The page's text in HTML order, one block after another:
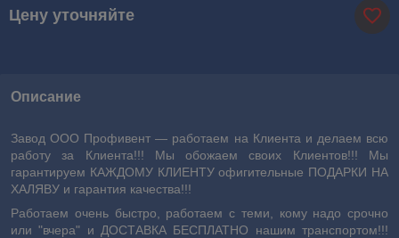
Цену уточняйте
Описание
Завод ООО Профивент ― работаем на Клиента и делаем всю
работу за Клиента!!! Мы обожаем своих Клиентов!!! Мы
гарантируем КАЖДОМУ КЛИЕНТУ офигительные ПОДАРКИ НА
ХАЛЯВУ и гарантия качества!!!
Работаем очень быстро, работаем с теми, кому надо срочно
или "вчера" и ДОСТАВКА БЕСПЛАТНО нашим транспортом!!!